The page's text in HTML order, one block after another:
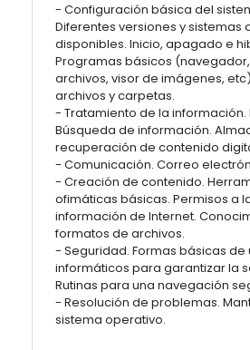
- Configuración básica del
Diferentes versiones y sistemas
disponibles. Inicio, apagado e
Programas básicos
archivos, visor de imágenes,
archivos y carpetas.
- Tratamiento de la información.
Búsqueda de información.
recuperación de contenido
- Comunicación. Correo
- Creación de contenido.
ofimáticas básicas. Permisos a
información de Internet.
formatos de archivos.
- Seguridad. Formas básicas de
informáticos para garantizar la
Rutinas para una navegación
- Resolución de problemas.
sistema operativo.